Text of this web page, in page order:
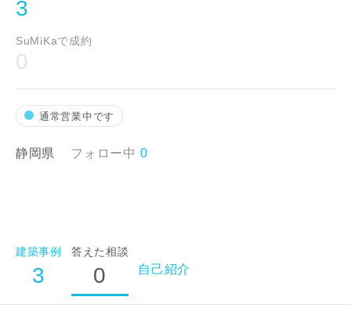
3
SuMiKaで成約
0
通常営業中です
静岡県 フォロー中 0
建築事例
3
答えた相談
0 自己紹介
完成希望時期